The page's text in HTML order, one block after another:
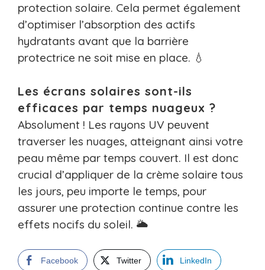
protection solaire. Cela permet également
d’optimiser l’absorption des actifs
hydratants avant que la barrière
protectrice ne soit mise en place. 💧
Les écrans solaires sont-ils
efficaces par temps nuageux ?
Absolument ! Les rayons UV peuvent
traverser les nuages, atteignant ainsi votre
peau même par temps couvert. Il est donc
crucial d’appliquer de la crème solaire tous
les jours, peu importe le temps, pour
assurer une protection continue contre les
effets nocifs du soleil. 🌥️
Facebook Twitter LinkedIn